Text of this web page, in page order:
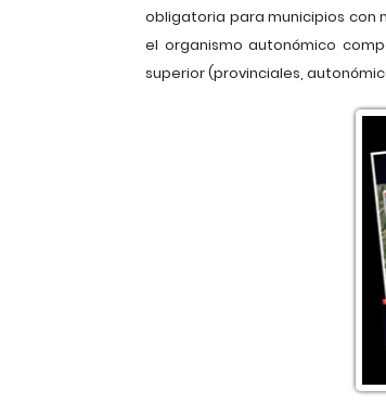
obligatoria para municipios con
el organismo autonómico
superior (provinciales,